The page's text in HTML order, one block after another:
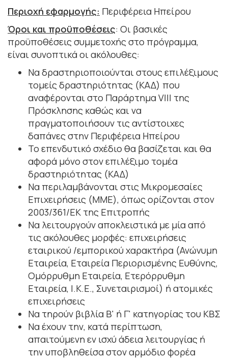
Περιοχή εφαρμογής: Περιφέρεια Ηπείρου
Όροι και προϋποθέσεις: Οι βασικές
προϋποθέσεις συμμετοχής στο πρόγραμμα,
είναι συνοπτικά οι ακόλουθες:
Να δραστηριοποιούνται στους επιλέξιμους
τομείς δραστηριότητας (ΚΑΔ) που
αναφέρονται στο Παράρτημα VIII της
Πρόσκλησης καθώς και να
πραγματοποιήσουν τις αντίστοιχες
δαπάνες στην Περιφέρεια Ηπείρου
Το επενδυτικό σχέδιο θα βασίζεται και θα
αφορά μόνο στον επιλέξιμο τομέα
δραστηριότητας (ΚΑΔ)
Να περιλαμβάνονται στις Μικρομεσαίες
Επιχειρήσεις (ΜΜΕ), όπως ορίζονται στον
2003/361/ΕΚ της Επιτροπής
Να λειτουργούν αποκλειστικά με μία από
τις ακόλουθες μορφές: επιχειρήσεις
εταιρικού /εμπορικού χαρακτήρα (Ανώνυμη
Εταιρεία, Εταιρεία Περιορισμένης Ευθύνης,
Ομόρρυθμη Εταιρεία, Ετερόρρυθμη
Εταιρεία, Ι.Κ.Ε., Συνεταιρισμοί) ή ατομικές
επιχειρήσεις
Να τηρούν βιβλία Β' ή Γ' κατηγορίας του ΚΒΣ
Να έχουν την, κατά περίπτωση,
απαιτούμενη εν ισχύ άδεια λειτουργίας ή
την υποβληθείσα στον αρμόδιο φορέα